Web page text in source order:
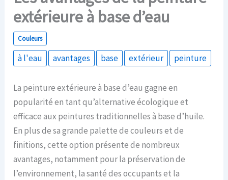
extérieure à base d’eau
Couleurs
à l'eau avantages base extérieur peinture
La peinture extérieure à base d’eau gagne en
popularité en tant qu’alternative écologique et
efficace aux peintures traditionnelles à base d’huile.
En plus de sa grande palette de couleurs et de
finitions, cette option présente de nombreux
avantages, notamment pour la préservation de
l’environnement, la santé des occupants et la